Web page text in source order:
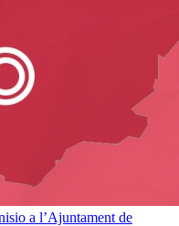
a l’Ajuntament de